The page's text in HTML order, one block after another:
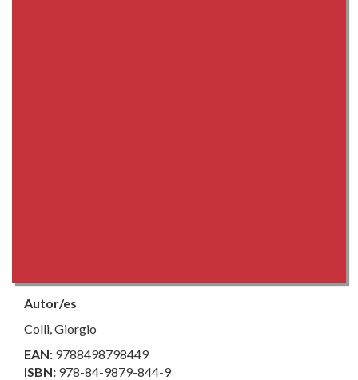
Autor/es
Colli, Giorgio
EAN: 9788498798449
ISBN: 978-84-9879-844-9